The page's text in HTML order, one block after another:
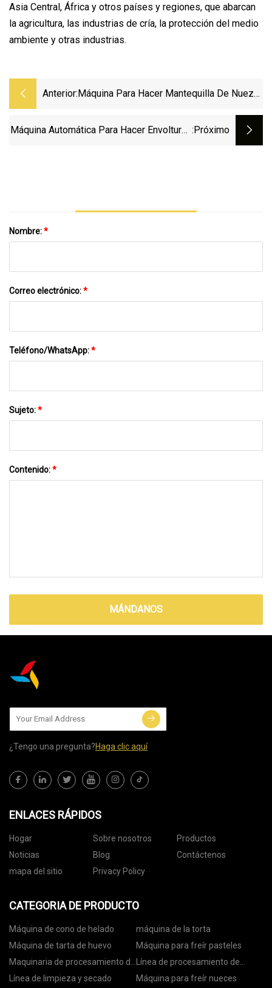
Asia Central, África y otros países y regiones, que abarcan
la agricultura, las industrias de cría, la protección del medio
ambiente y otras industrias.
Anterior: Máquina Para Hacer Mantequilla De Nuez
Doméstico
Máquina Automática Para Hacer Envolturas :próximo
Nombre:*
Correo electrónico:*
Teléfono/WhatsApp:*
Sujeto:*
Contenido:*
MÁNDANOS
¿Tengo una pregunta?Haga clic aquí
ENLACES RÁPIDOS
Hogar Sobre nosotros
Productos
Noticias
Blog
Contáctenos
mapa del sitio
Privacy Policy
CATEGORIA DE PRODUCTO
Máquina de cono de helado
máquina de la torta
Máquina de tarta de huevo
Máquina para freír pasteles
Maquinaria de procesamiento de
nueces
Línea de procesamiento de
nueces
Línea de limpieza y secado Máquina para freír nueces